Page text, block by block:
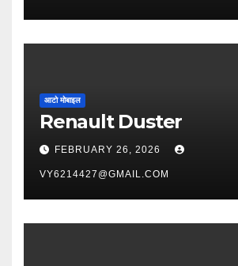
आटो मोबाइल
Renault Duster
FEBRUARY 26, 2026
VY6214427@GMAIL.COM